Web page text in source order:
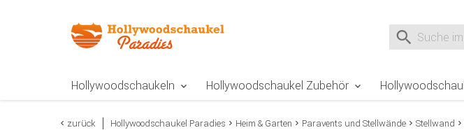
Suche nach
Hollywoodschaukeln Hollywoodschaukel Zubehör
zurück Hollywoodschaukel Paradies Heim & Garten Paravents und Stellwände Stellwand